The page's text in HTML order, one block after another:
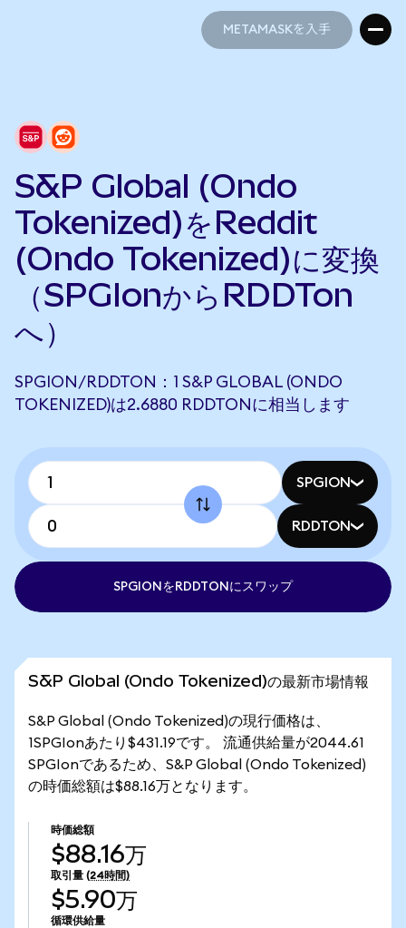
METAMASKを入手
S&P Global (Ondo
Tokenized)をReddit
(Ondo Tokenized)に変換
（SPGIonからRDDTon
へ）
SPGION/RDDTON：1 S&P GLOBAL (ONDO
TOKENIZED)は2.6880 RDDTONに相当します
SPGION
RDDTON
SPGIONをRDDTONにスワップ
S&P Global (Ondo Tokenized)の最新市場情報
S&P Global (Ondo Tokenized)の現行価格は、
1SPGIonあたり$431.19です。 流通供給量が2044.61
SPGIonであるため、S&P Global (Ondo Tokenized)
の時価総額は$88.16万となります。
時価総額
$88.16万
取引量 (24時間)
$5.90万
循環供給量